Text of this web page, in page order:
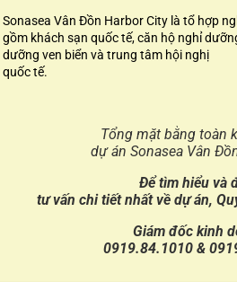
Sonasea Vân Đồn Harbor City là tổ hợp
gồm khách sạn quốc tế, căn hộ nghỉ
dưỡng ven biển và trung tâm hội nghị
quốc tế.
Tổng mặt bằng toàn
dự án Sonasea Vân
Để tìm hiểu và
tư vấn chi tiết nhất về dự án,
Giám đốc kinh
0919.84.1010 &